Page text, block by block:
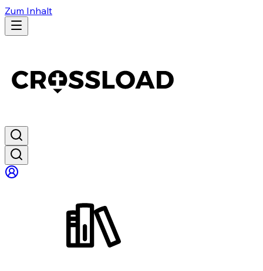
Zum Inhalt